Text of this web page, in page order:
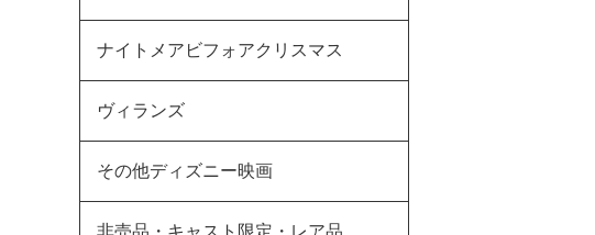
ナイトメアビフォアクリスマス
ヴィランズ
その他ディズニー映画
非売品・キャスト限定・レア品